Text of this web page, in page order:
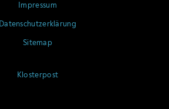
Impressum
Datenschutzerklärung
Sitemap
Klosterpost